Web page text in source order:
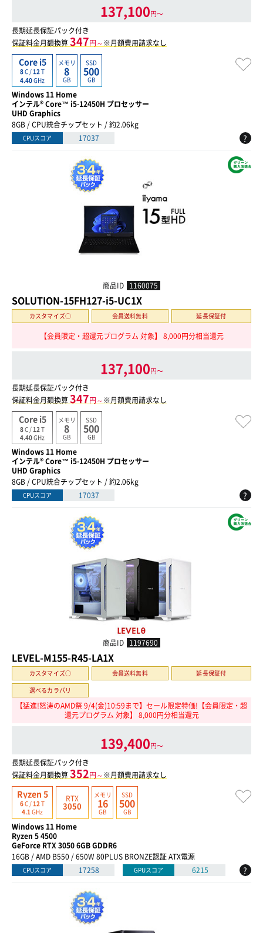
137,100円〜
長期延長保証パック付き
保証料金月額換算347円～※月額費用請求なし
Core i5
8C /12T
4.40GHz
メモリ
8
GB
SSD
500
GB
Windows 11 Home
インテル® Core™ i5-12450H プロセッサー
UHD Graphics
8GB / CPU統合チップセット / 約2.06kg
CPUスコア 17037 ?
商品ID 1160075
SOLUTION-15FH127-i5-UC1X
カスタマイズ○ 会員送料無料 延長保証付
【会員限定・超還元プログラム 対象】 8,000円分相当還元
137,100円〜
長期延長保証パック付き
保証料金月額換算347円～※月額費用請求なし
Core i5
8C / 12 T
4.40GHz
メモリ
8
GB
SSD
500
GB
Windows 11 Home
インテル® Core™ i5-12450H プロセッサー
UHD Graphics
8GB / CPU統合チップセット / 約2.06kg
CPUスコア 17037 ?
商品ID 1197690
LEVEL-M155-R45-LA1X
カスタマイズ○ 会員送料無料
延長保証付
選べるカラバリ
【猛進!怒涛のAMD祭 9/4(金)10:59まで】セール限定特価!【会員限定・超
還元プログラム 対象】 8,000円分相当還元
139,400円〜
長期延長保証パック付き
保証料金月額換算352円～※月額費用請求なし
Ryzen 5
6C / 12 T
4.1GHz
RTX
3050
メモリ
16
GB
SSD
500
GB
Windows 11 Home
Ryzen 5 4500
GeForce RTX 3050 6GB GDDR6
16GB / AMD B550 / 650W 80PLUS BRONZE認証 ATX電源
CPUスコア 17258 GPUスコア 6215 ?